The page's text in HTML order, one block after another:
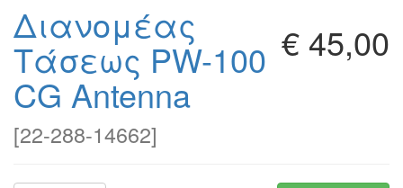
€ 45,00
Διανομέας
Τάσεως PW-100
CG Antenna
[22-288-14662]